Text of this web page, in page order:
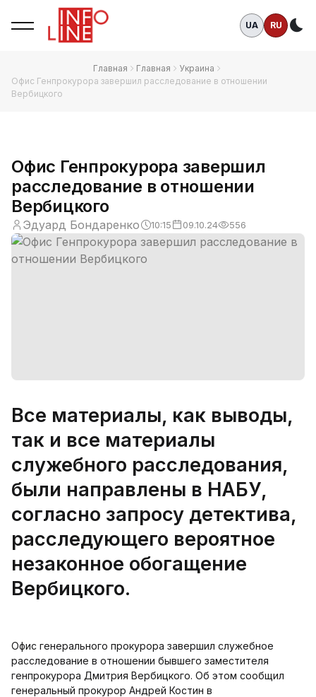
UA RU
Главная Главная
Украина
Офис Генпрокурора завершил расследование в отношении
Вербицкого
Офис Генпрокурора завершил
расследование в отношении
Вербицкого
Эдуард Бондаренко 10:15 09.10.24 556
Все материалы, как выводы,
так и все материалы
служебного расследования,
были направлены в НАБУ,
согласно запросу детектива,
расследующего вероятное
незаконное обогащение
Вербицкого.
Офис генерального прокурора завершил служебное
расследование в отношении бывшего заместителя
генпрокурора Дмитрия Вербицкого. Об этом сообщил
генеральный прокурор Андрей Костин в